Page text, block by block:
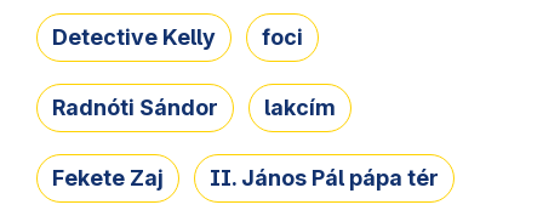
Detective Kelly foci
Radnóti Sándor lakcím
Fekete Zaj II. János Pál pápa tér